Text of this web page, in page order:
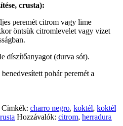
crusta):
peremét citrom vagy lime
öntsük citromlevelet vagy vizet
díszítőanyagot (durva sót).
pohár peremét a
Címkék: charro negro, koktél, koktél
Hozzávalók: citrom, herradura